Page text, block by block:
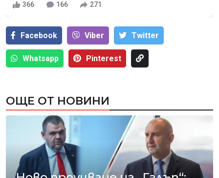
366 166 271
Facebook Viber Тwitter
Whatsapp Pinterest
ОЩЕ ОТ НОВИНИ